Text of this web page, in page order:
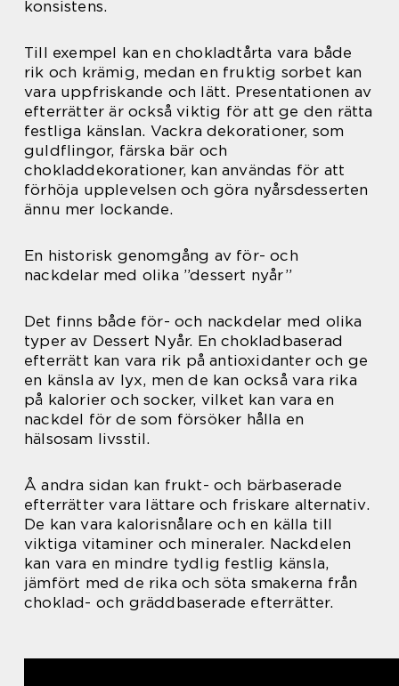
konsistens.
Till exempel kan en chokladtårta vara både
rik och krämig, medan en fruktig sorbet kan
vara uppfriskande och lätt. Presentationen av
efterrätter är också viktig för att ge den rätta
festliga känslan. Vackra dekorationer, som
guldflingor, färska bär och
chokladdekorationer, kan användas för att
förhöja upplevelsen och göra nyårsdesserten
ännu mer lockande.
En historisk genomgång av för- och
nackdelar med olika ”dessert nyår”
Det finns både för- och nackdelar med olika
typer av Dessert Nyår. En chokladbaserad
efterrätt kan vara rik på antioxidanter och ge
en känsla av lyx, men de kan också vara rika
på kalorier och socker, vilket kan vara en
nackdel för de som försöker hålla en
hälsosam livsstil.
Å andra sidan kan frukt- och bärbaserade
efterrätter vara lättare och friskare alternativ.
De kan vara kalorisnålare och en källa till
viktiga vitaminer och mineraler. Nackdelen
kan vara en mindre tydlig festlig känsla,
jämfört med de rika och söta smakerna från
choklad- och gräddbaserade efterrätter.